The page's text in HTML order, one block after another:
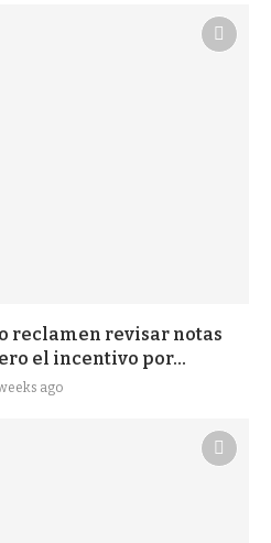
reclamen revisar notas
el incentivo por...
ago